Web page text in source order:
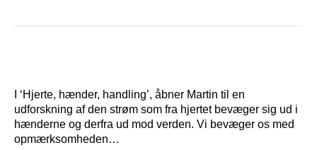
I ‘Hjerte, hænder, handling’, åbner Martin til en
udforskning af den strøm som fra hjertet bevæger sig ud i
hænderne og derfra ud mod verden. Vi bevæger os med
opmærksomheden…